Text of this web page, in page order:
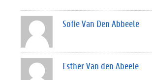
Sofie Van Den Abbeele
Esther Van den Abeele